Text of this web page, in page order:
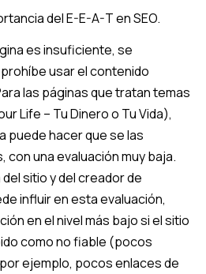
del E-E-A-T en SEO.
es insuficiente, se
usar el contenido
las páginas que tratan temas
Life – Tu Dinero o Tu Vida),
puede hacer que se las
una evaluación muy baja.
sitio y del creador de
influir en esta evaluación,
en el nivel más bajo si el sitio
como no fiable (pocos
ejemplo, pocos enlaces de